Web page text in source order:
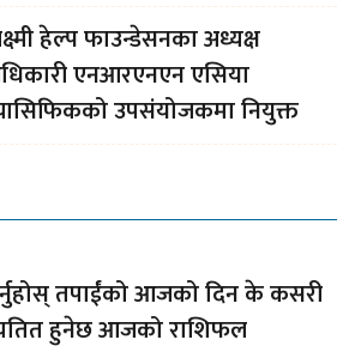
हेल्प फाउन्डेसनका अध्यक्ष
एनआरएनएन एसिया
उपसंयोजकमा नियुक्त
तपाईंको आजको दिन के कसरी
हुनेछ आजको राशिफल